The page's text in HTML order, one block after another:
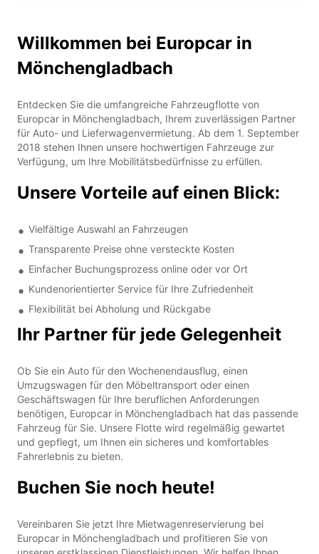
Willkommen bei Europcar in
Mönchengladbach
Entdecken Sie die umfangreiche Fahrzeugflotte von
Europcar in Mönchengladbach, Ihrem zuverlässigen Partner
für Auto- und Lieferwagenvermietung. Ab dem 1. September
2018 stehen Ihnen unsere hochwertigen Fahrzeuge zur
Verfügung, um Ihre Mobilitätsbedürfnisse zu erfüllen.
Unsere Vorteile auf einen Blick:
Vielfältige Auswahl an Fahrzeugen
Transparente Preise ohne versteckte Kosten
Einfacher Buchungsprozess online oder vor Ort
Kundenorientierter Service für Ihre Zufriedenheit
Flexibilität bei Abholung und Rückgabe
Ihr Partner für jede Gelegenheit
Ob Sie ein Auto für den Wochenendausflug, einen
Umzugswagen für den Möbeltransport oder einen
Geschäftswagen für Ihre beruflichen Anforderungen
benötigen, Europcar in Mönchengladbach hat das passende
Fahrzeug für Sie. Unsere Flotte wird regelmäßig gewartet
und gepflegt, um Ihnen ein sicheres und komfortables
Fahrerlebnis zu bieten.
Buchen Sie noch heute!
Vereinbaren Sie jetzt Ihre Mietwagenreservierung bei
Europcar in Mönchengladbach und profitieren Sie von